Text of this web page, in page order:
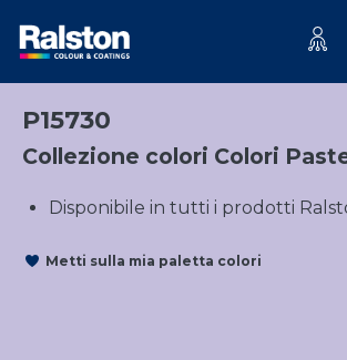
P15730
Collezione colori Colori
Disponibile in tutti i prodotti
Metti sulla mia paletta colori